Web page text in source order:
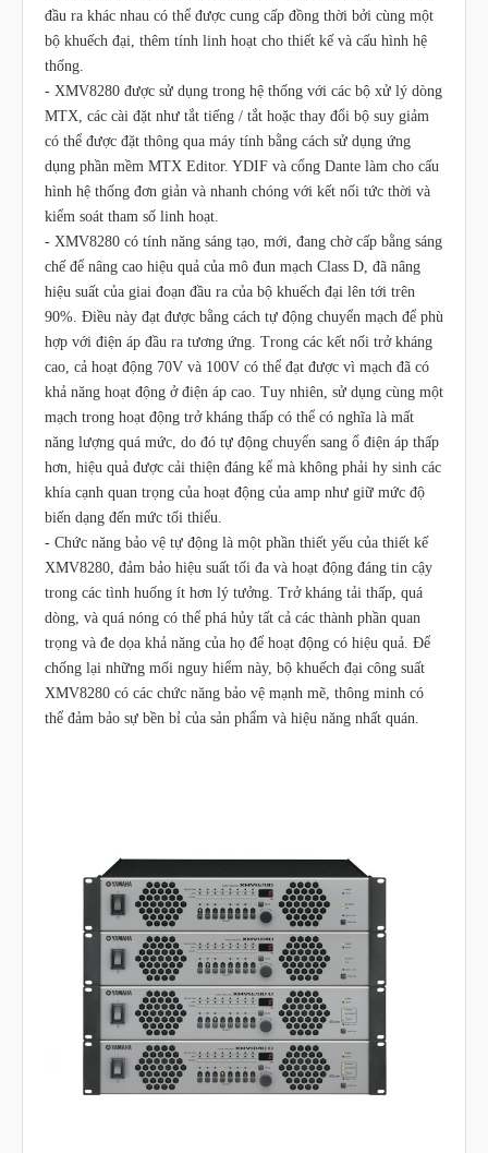
đầu ra khác nhau có thể được cung cấp đồng thời bởi cùng một
bộ khuếch đại, thêm tính linh hoạt cho thiết kế và cấu hình hệ
thống.
- XMV8280 được sử dụng trong hệ thống với các bộ xử lý dòng
MTX, các cài đặt như tắt tiếng / tắt hoặc thay đổi bộ suy giảm
có thể được đặt thông qua máy tính bằng cách sử dụng ứng
dụng phần mềm MTX Editor. YDIF và cổng Dante làm cho cấu
hình hệ thống đơn giản và nhanh chóng với kết nối tức thời và
kiểm soát tham số linh hoạt.
- XMV8280 có tính năng sáng tạo, mới, đang chờ cấp bằng sáng
chế để nâng cao hiệu quả của mô đun mạch Class D, đã nâng
hiệu suất của giai đoạn đầu ra của bộ khuếch đại lên tới trên
90%. Điều này đạt được bằng cách tự động chuyển mạch để phù
hợp với điện áp đầu ra tương ứng. Trong các kết nối trở kháng
cao, cả hoạt động 70V và 100V có thể đạt được vì mạch đã có
khả năng hoạt động ở điện áp cao. Tuy nhiên, sử dụng cùng một
mạch trong hoạt động trở kháng thấp có thể có nghĩa là mất
năng lượng quá mức, do đó tự động chuyển sang ổ điện áp thấp
hơn, hiệu quả được cải thiện đáng kể mà không phải hy sinh các
khía cạnh quan trọng của hoạt động của amp như giữ mức độ
biến dạng đến mức tối thiểu.
- Chức năng bảo vệ tự động là một phần thiết yếu của thiết kế
XMV8280, đảm bảo hiệu suất tối đa và hoạt động đáng tin cậy
trong các tình huống ít hơn lý tưởng. Trở kháng tải thấp, quá
dòng, và quá nóng có thể phá hủy tất cả các thành phần quan
trọng và đe dọa khả năng của họ để hoạt động có hiệu quả. Để
chống lại những mối nguy hiểm này, bộ khuếch đại công suất
XMV8280 có các chức năng bảo vệ mạnh mẽ, thông minh có
thể đảm bảo sự bền bỉ của sản phẩm và hiệu năng nhất quán.